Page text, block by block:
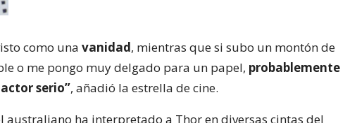
como una vanidad, mientras que si subo un montón de
o me pongo muy delgado para un papel, probablemente
serio”, añadió la estrella de cine.
australiano ha interpretado a Thor en diversas cintas del